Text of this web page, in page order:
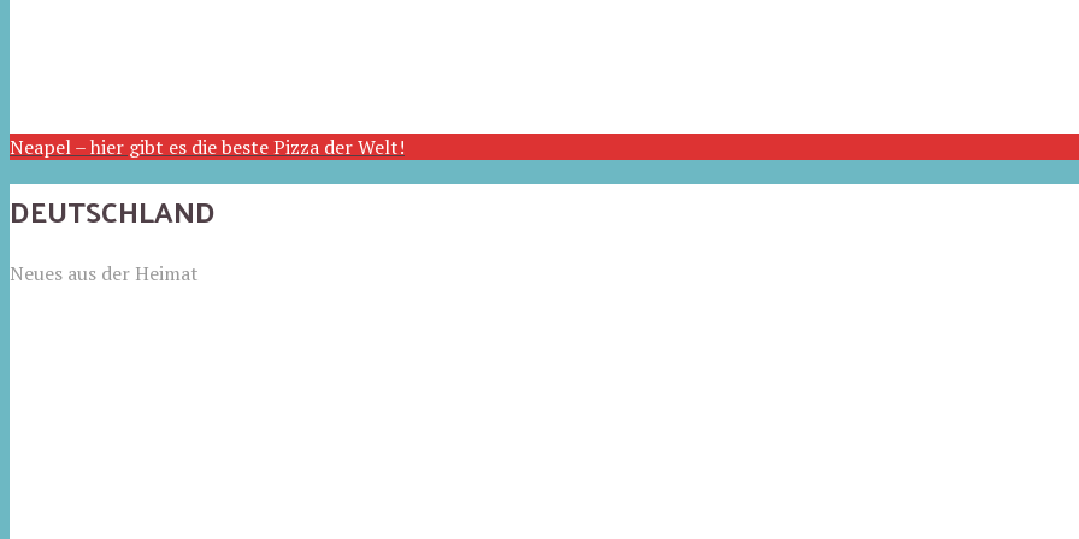
Neapel – hier gibt es die beste Pizza der Welt!
DEUTSCHLAND
Neues aus der Heimat